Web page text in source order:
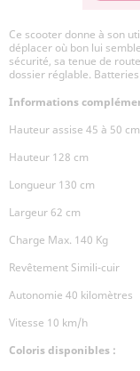
Ce scooter donne à son
déplacer où bon lui
sécurité, sa tenue de
dossier réglable.
Informations
Hauteur assise 45 à 50 cm
Hauteur 128 cm
Longueur 130 cm
Largeur 62 cm
Charge Max. 140 Kg
Revêtement Simili-cuir
Autonomie 40 kilomètres
Vitesse 10 km/h
Coloris disponibles :